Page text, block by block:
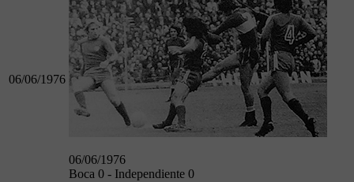
06/06/1976
06/06/1976
Boca 0 - Independiente 0